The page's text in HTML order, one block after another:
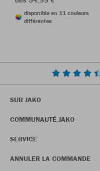
disponible en 11 couleurs
différentes
SUR JAKO
COMMUNAUTÉ JAKO
SERVICE
ANNULER LA COMMANDE